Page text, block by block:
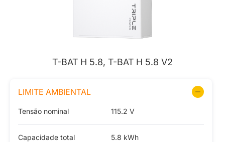
T-BAT H 5.8, T-BAT H 5.8 V2
LIMITE AMBIENTAL
Tensão nominal 115.2 V
Capacidade total 5.8 kWh